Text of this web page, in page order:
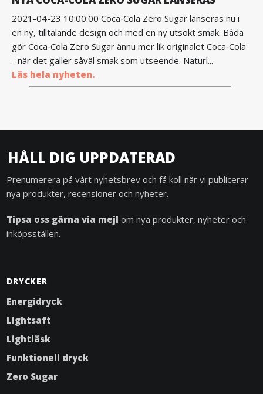
2021-04-23 10:00:00 Coca‑Cola Zero Sugar lanseras nu i
en ny, tilltalande design och med en ny utsökt smak. Båda
gör Coca‑Cola Zero Sugar ännu mer lik originalet Coca‑Cola
- när det gäller såväl smak som utseende. Naturl...
Läs hela nyheten.
HÅLL DIG UPPDATERAD
Prenumerera på vårt nyhetsbrev och få koll när vi publicerar
nya produkter, recensioner och nyheter.
Tipsa oss gärna via mejl om nya produkter, nyheter och
inköpsställen.
DRYCKER
Energidryck
Lightsaft
Lightläsk
Funktionell dryck
Zero Sugar